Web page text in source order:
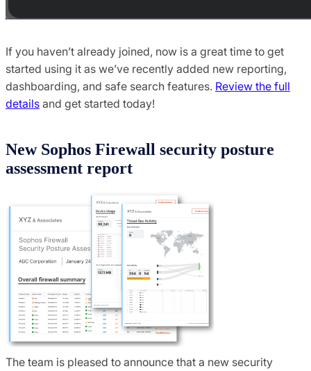
If you haven’t already joined, now is a great time to get
started using it as we’ve recently added new reporting,
dashboarding, and safe search features. Review the full
details and get started today!
New Sophos Firewall security posture
assessment report
The team is pleased to announce that a new security